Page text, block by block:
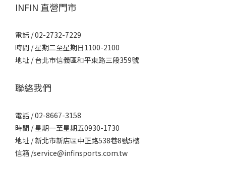
INFIN 直營門市
電話 / 02-2732-7229
時間 / 星期二至星期日1100-2100
地址 / 台北市信義區和平東路三段359號
聯絡我們
電話 / 02-8667-3158
時間 / 星期一至星期五0930-1730
地址 / 新北市新店區中正路538巷8號5樓
信箱 /service@infinsports.com.tw